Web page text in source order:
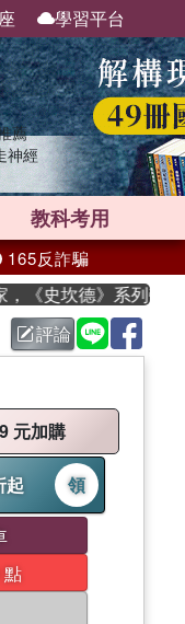
學習平台
薦
神經
教科考用
165反詐騙
坎德》系列帶你踏上
評論
元加購
起 領
點